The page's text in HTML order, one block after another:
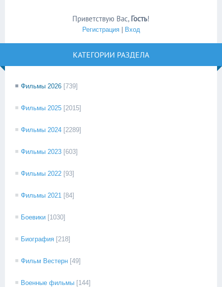
Приветствую Вас, Гость!
Регистрация| Вход
КАТЕГОРИИ РАЗДЕЛА
Фильмы 2026 [739]
Фильмы 2025 [2015]
Фильмы 2024 [2289]
Фильмы 2023 [603]
Фильмы 2022 [93]
Фильмы 2021 [84]
Боевики [1030]
Биография [218]
Фильм Вестерн [49]
Военные фильмы [144]